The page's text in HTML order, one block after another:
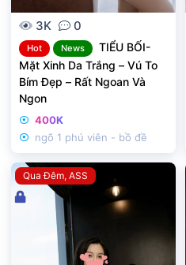
3K 0
Hot News
TIỂU BỐI-
Mặt Xinh Da Trắng – Vú To
Bím Đẹp – Rất Ngoan Và
Ngon
400K
ngõ 1 phú viên - bồ đề
Qua Đêm ASS
Đ